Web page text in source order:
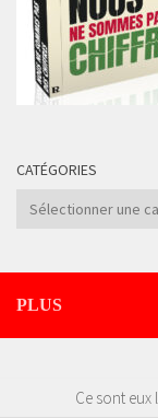
CATÉGORIES
Catégories
PLUS
Ce sont